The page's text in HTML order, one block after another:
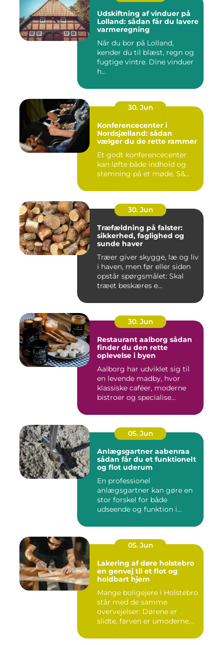
Udskiftning af vinduer på
Lolland: sådan får du lavere
varmeregning
Når du bor på Lolland,
kender du til blæst, regn og
fugtige vintre. Dine vinduer
h...
30. Jun
Konferencecenter i
Nordsjælland: sådan
vælger du de rette rammer
Et godt konferencecenter
kan løfte både indhold og
stemning på et møde. S&...
30. Jun
Træfældning på falster:
sikkerhed, faglighed og
sunde haver
Træer giver skygge, læ og liv
i haven, men før eller siden
opstår spørgsmålet: Skal
træet beskæres e...
30. Jun
Restaurant aalborg sådan
finder du den rette
oplevelse i byen
Aalborg har udviklet sig til
en levende madby, hvor
klassiske caféer, moderne
bistroer og specialise...
05. Jun
Anlægsgartner aabenraa
sådan får du et funktionelt
og flot uderum
En professionel
anlægsgartner kan gøre en
stor forskel for både
udseende og funktion i
05. Jun
Lakering af døre holstebro
en genvej til et flot og
holdbart hjem
Mange boligejere i Holstebro
står med de samme
overvejelser: Dørene er
slidte, farven er umoderne,